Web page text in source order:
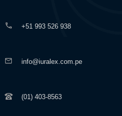
+51 993 526 938
info@iuralex.com.pe
(01) 403-8563